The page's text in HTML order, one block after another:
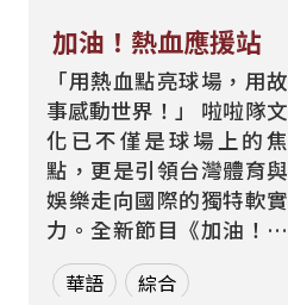
加油！熱血應援站
「用熱血點亮球場，用故
事感動世界！」 啦啦隊文
化已不僅是球場上的焦
點，更是引領台灣體育與
娛樂走向國際的獨特軟實
力。全新節目《加油！熱
血應援站》，由香港藝人
張啟樂與影視運動產業專
華語 綜合